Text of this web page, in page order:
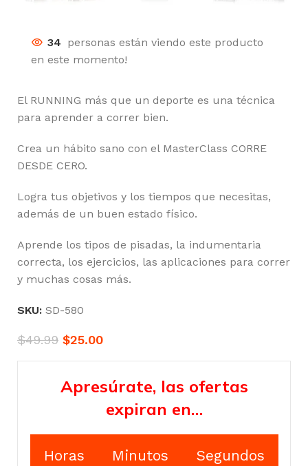
34 personas están viendo este producto
en este momento!
El RUNNING más que un deporte es una técnica
para aprender a correr bien.
Crea un hábito sano con el MasterClass CORRE
DESDE CERO.
Logra tus objetivos y los tiempos que necesitas,
además de un buen estado físico.
Aprende los tipos de pisadas, la indumentaria
correcta, los ejercicios, las aplicaciones para correr
y muchas cosas más.
SKU: SD-580
$49.99 $25.00
Apresúrate, las ofertas
expiran en…
Horas Minutos Segundos